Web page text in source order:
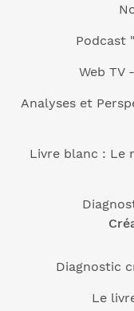
Podcast
Web TV
Analyses et
Livre blanc : Le
Diagnostic
Le